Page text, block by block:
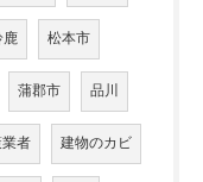
鹿 松本市
蒲郡市 品川
業者 建物のカビ